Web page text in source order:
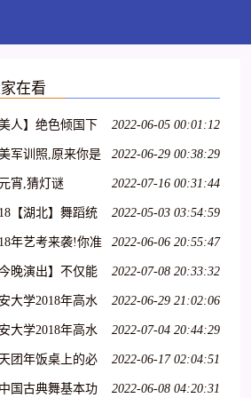
在看
美人】绝色倾国下
汉宫飞燕;貂蝉离
2022-06-05 00:01:12
军训照,原来你是
的大一萌妹子
2022-06-29 00:38:29
宵,猜灯谜 2022-07-16 00:31:44
【湖北】舞蹈统
纲!
2022-05-03 03:54:59
年艺考来袭!你准
好了吗?
2022-06-06 20:55:47
今晚演出】不仅能
连续32个单腿转~
2022-07-08 20:33:32
大学2018年高水
术团招生简章
2022-06-29 21:02:06
大学2018年高水
术团招生简章丨
2022-07-04 20:44:29
团年饭桌上的必
:一起猜灯谜,欢欢喜
2022-06-17 02:04:51
中国古典舞基本功
2022-06-08 04:20:31